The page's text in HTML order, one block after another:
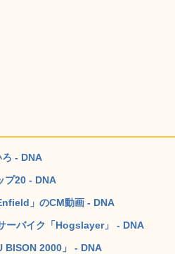
ろ - DNA
プ20 - DNA
」のCM動画 - DNA
ーバイク「Hogslayer」 - DNA
BISON 2000」 - DNA